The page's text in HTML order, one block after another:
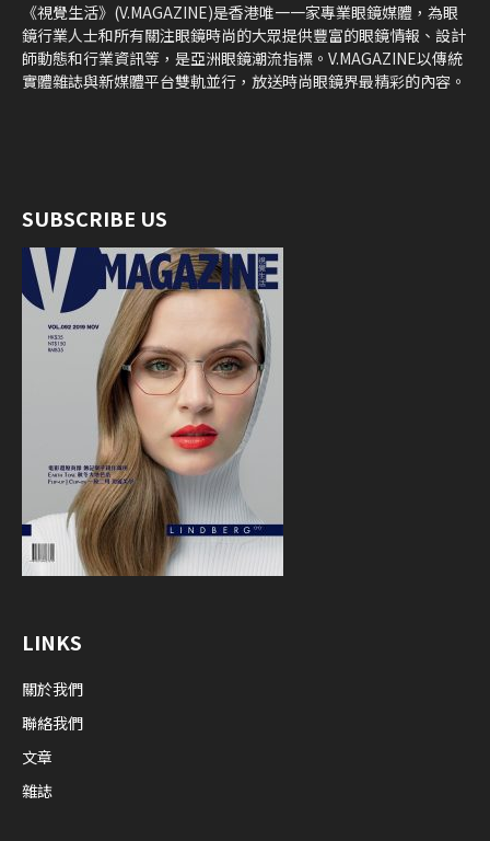
《視覺生活》(V.MAGAZINE)是香港唯一一家專業眼鏡媒體，為眼
鏡行業人士和所有關注眼鏡時尚的大眾提供豐富的眼鏡情報、設計
師動態和行業資訊等，是亞洲眼鏡潮流指標。V.MAGAZINE以傳統
實體雜誌與新媒體平台雙軌並行，放送時尚眼鏡界最精彩的內容。
SUBSCRIBE US
LINKS
關於我們
聯絡我們
文章
雜誌